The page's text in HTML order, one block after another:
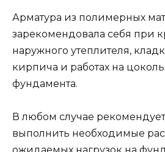
Арматура из полимерных
зарекомендовала себя при
наружного утеплителя,
кирпича и работах на
фундамента.
В любом случае
выполнить необходимые